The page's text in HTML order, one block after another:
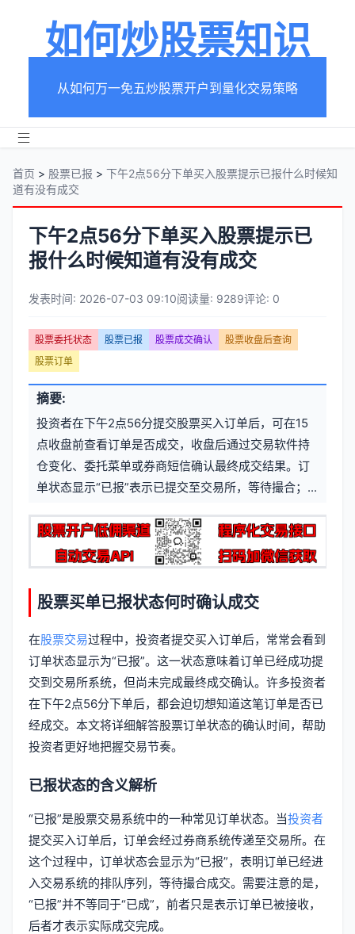
如何炒股票知识
从如何万一免五炒股票开户到量化交易策略
首页 > 股票已报 > 下午2点56分下单买入股票提示已报什么时候知
道有没有成交
下午2点56分下单买入股票提示已
报什么时候知道有没有成交
章
元
信
息
发表时间: 2026-07-03 09:10阅读量: 9289评论: 0
文
章
标
签
股票委托状态 股票已报 股票成交确认
股票收盘后查询
股票订单
摘要:
投资者在下午2点56分提交股票买入订单后，可在15
点收盘前查看订单是否成交，收盘后通过交易软件持
仓变化、委托菜单或券商短信确认最终成交结果。订
单状态显示“已报”表示已提交至交易所，等待撮合；...
股票买单已报状态何时确认成交
在股票交易过程中，投资者提交买入订单后，常常会看到
订单状态显示为“已报”。这一状态意味着订单已经成功提
交到交易所系统，但尚未完成最终成交确认。许多投资者
在下午2点56分下单后，都会迫切想知道这笔订单是否已
经成交。本文将详细解答股票订单状态的确认时间，帮助
投资者更好地把握交易节奏。
已报状态的含义解析
“已报”是股票交易系统中的一种常见订单状态。当投资者
提交买入订单后，订单会经过券商系统传递至交易所。在
这个过程中，订单状态会显示为“已报”，表明订单已经进
入交易系统的排队序列，等待撮合成交。需要注意的是，
“已报”并不等同于“已成”，前者只是表示订单已被接收，
后者才表示实际成交完成。